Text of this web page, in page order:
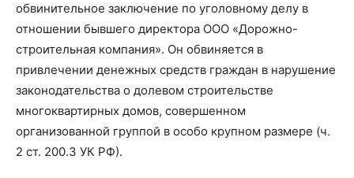
обвинительное заключение по уголовному делу в
отношении бывшего директора ООО «Дорожно-
строительная компания». Он обвиняется в
привлечении денежных средств граждан в нарушение
законодательства о долевом строительстве
многоквартирных домов, совершенном
организованной группой в особо крупном размере (ч.
2 ст. 200.3 УК РФ).